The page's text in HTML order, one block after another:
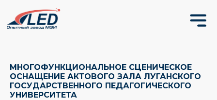
МНОГОФУНКЦИОНАЛЬНОЕ СЦЕНИЧЕСКОЕ
ОСНАЩЕНИЕ АКТОВОГО ЗАЛА ЛУГАНСКОГО
ГОСУДАРСТВЕННОГО ПЕДАГОГИЧЕСКОГО
УНИВЕРСИТЕТА